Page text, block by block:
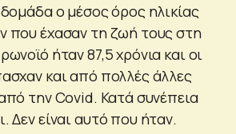
ο μέσος όρος ηλικίας
που έχασαν τη ζωή τους στη
ήταν 87,5 χρόνια και οι
και από πολλές άλλες
την Covid. Κατά συνέπεια
Δεν είναι αυτό που ήταν.